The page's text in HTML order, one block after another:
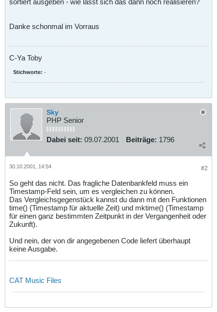
Danke schonmal im Vorraus
C-Ya Toby
Stichworte: -
Sky
PHP Senior
Dabei seit: 09.07.2001 Beiträge: 1796
#2
30.10.2001, 14:54
So geht das nicht. Das fragliche Datenbankfeld muss ein
Timestamp-Feld sein, um es vergleichen zu können.
Das Vergleichsgegenstück kannst du dann mit den Funktionen
time() (Timestamp für aktuelle Zeit) und mktime() (Timestamp
für einen ganz bestimmten Zeitpunkt in der Vergangenheit oder
Zukunft).
Und nein, der von dir angegebenen Code liefert überhaupt
keine Ausgabe.
CAT Music Files